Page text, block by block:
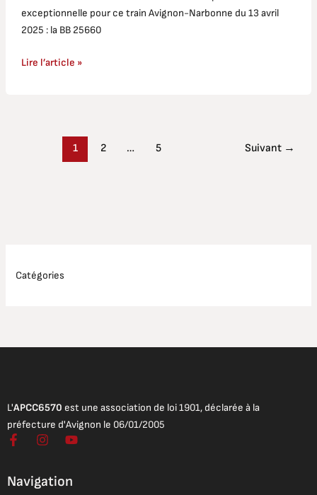
Catégories
exceptionnelle pour ce train Avignon-Narbonne du 13 avril
2025 : la BB 25660
Lire l’article »
1 2 … 5 Suivant →
L'APCC6570 est une association de loi 1901, déclarée à la
préfecture d'Avignon le 06/01/2005
F
e
b
I
t
a
Y
t
u
Navigation